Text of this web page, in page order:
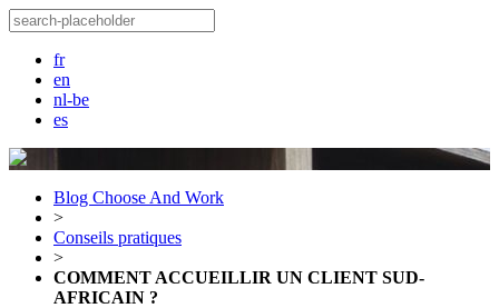
fr
en
nl-be
es
Blog Choose And Work
>
Conseils pratiques
>
COMMENT ACCUEILLIR UN CLIENT SUD-
AFRICAIN ?